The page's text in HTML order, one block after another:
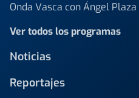
Onda Vasca con Ángel Plaza
Ver todos los programas
Noticias
Reportajes